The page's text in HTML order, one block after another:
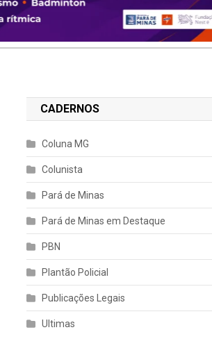
CADERNOS
Coluna MG
Colunista
Pará de Minas
Pará de Minas em Destaque
PBN
Plantão Policial
Publicações Legais
Ultimas